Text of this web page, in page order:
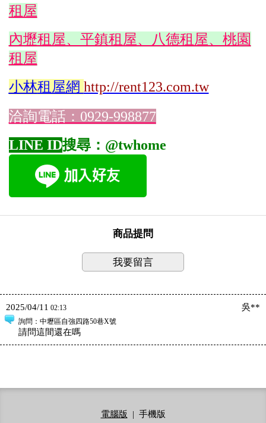
租屋
內壢租屋、平鎮租屋、八德租屋、桃園
租屋
小林租屋網 http://rent123.com.tw
洽詢電話：0929-998877
LINE ID搜尋：@twhome
商品提問
我要留言
2025/04/11 02:13 吳**
詢問 ：中壢區自強四路50巷X號
請問這間還在嗎
電腦版 | 手機版